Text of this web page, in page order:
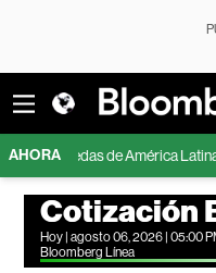
AHORAde América Latina
Cotización
Hoy | agosto 06, 2026 | 05:00
Bloomberg Línea